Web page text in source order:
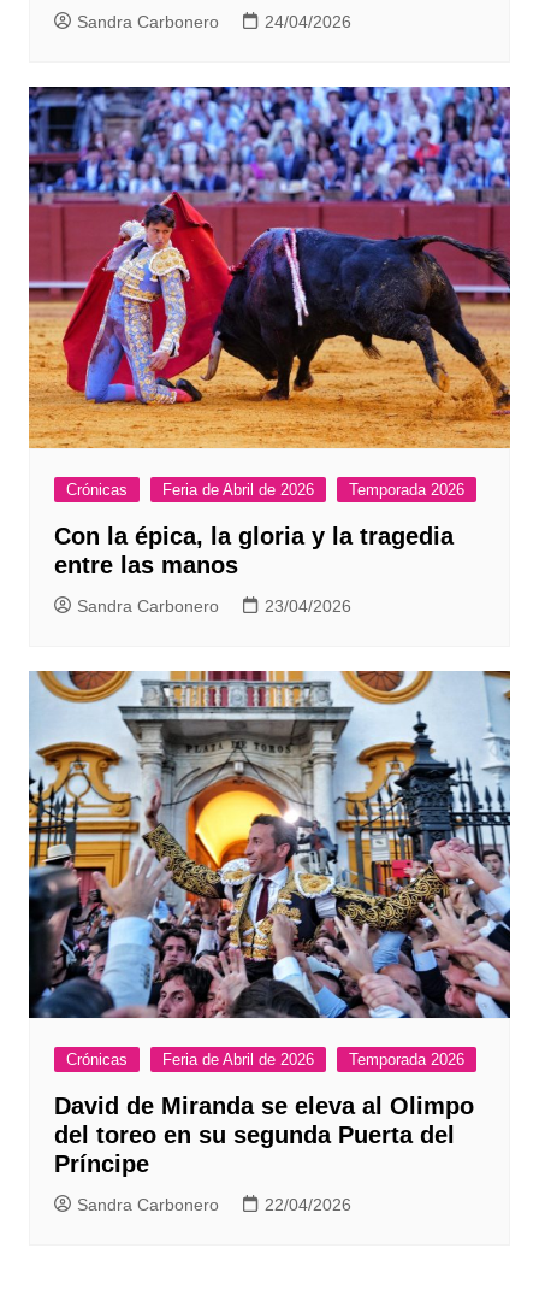
Sandra Carbonero 24/04/2026
Crónicas Feria de Abril de 2026 Temporada 2026
Con la épica, la gloria y la tragedia
entre las manos
Sandra Carbonero 23/04/2026
Crónicas Feria de Abril de 2026 Temporada 2026
David de Miranda se eleva al Olimpo
del toreo en su segunda Puerta del
Príncipe
Sandra Carbonero 22/04/2026